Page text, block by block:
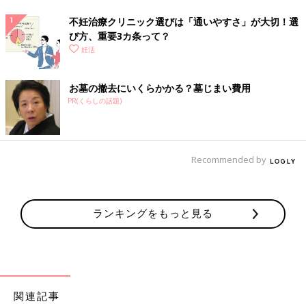
不妊治療クリニック選びは「通いやすさ」が大切！選
び方、重要3カ条って？
妊活
お墓の撤去にいくらかかる？墓じまい費用
PR(くらしの話題)
Recommended by
ランキングをもっと見る
関連記事